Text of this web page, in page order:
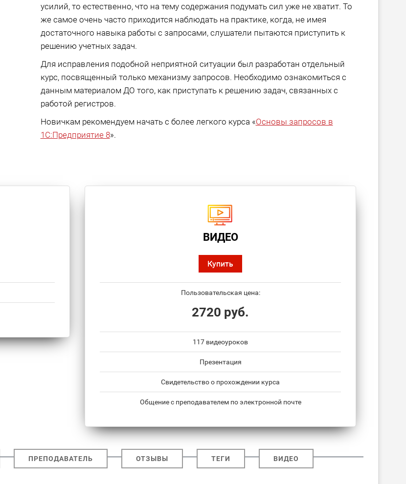
усилий, то естественно, что на тему содержания подумать сил уже не хватит. То
же самое очень часто приходится наблюдать на практике, когда, не имея
достаточного навыка работы с запросами, слушатели пытаются приступить к
решению учетных задач.
Для исправления подобной неприятной ситуации был разработан отдельный
курс, посвященный только механизму запросов. Необходимо ознакомиться с
данным материалом ДО того, как приступать к решению задач, связанных с
работой регистров.
Новичкам рекомендуем начать с более легкого курса «Основы запросов в
1С:Предприятие 8».
ВИДЕО
Купить
Пользовательская цена:
2720 руб.
117 видеоуроков
Презентация
Свидетельство о прохождении курса
Общение с преподавателем по электронной почте
ПРЕПОДАВАТЕЛЬ ОТЗЫВЫ ТЕГИ ВИДЕО